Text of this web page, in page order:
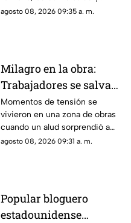
renovar tu energía en la playa o
agosto 08, 2026 09:35 a. m.
Milagro en la obra:
Trabajadores se salvan
de milagro tras
aparatoso derrumbe de
tierra
Momentos de tensión se
vivieron en una zona de obras
cuando un alud sorprendió a
los presentes, quienes
agosto 08, 2026 09:31 a. m.
Popular bloguero
estadounidense